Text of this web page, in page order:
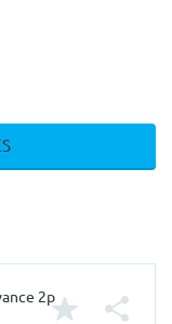
2p